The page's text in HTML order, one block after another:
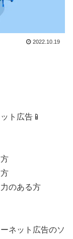
2022.10.19
ト広告📱
のある方
ネット広告のソ